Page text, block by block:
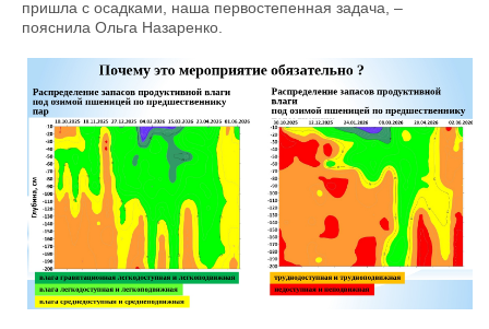
пришла с осадками, наша первостепенная задача, –
пояснила Ольга Назаренко.